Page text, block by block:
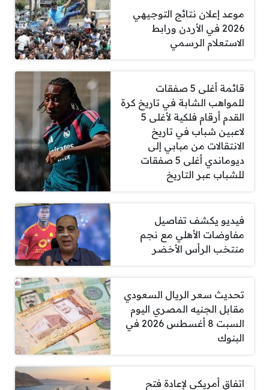
موعد إعلان نتائج التوجيهي
2026 في الأردن ورابط
الاستعلام الرسمي
قائمة أغلى 5 صفقات
للمواهب الشابة في تاريخ كرة
القدم أرقام فلكية لأغلى 5
لاعبين شباب في تاريخ
الانتقالات من مبابي إلى
ديوماندي أغلى 5 صفقات
للشباب عبر التاريخ
فيديو يكشف تفاصيل
مفاوضات الأهلي مع نجم
منتخب الرأس الأخضر
تحديث سعر الريال السعودي
مقابل الجنيه المصري اليوم
السبت 8 أغسطس 2026 في
البنوك
اتفاق أمريكي لإعادة فتح